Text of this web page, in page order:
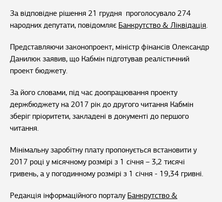
За відповідне рішення 21 грудня проголосувало 274
народних депутати, повідомляє Банкрутство & Ліквідація.
Представляючи законопроект, міністр фінансів Олександр
Данилюк заявив, що Кабмін підготував реалістичний
проект бюджету.
За його словами, під час доопрацювання проекту
держбюджету на 2017 рік до другого читання Кабмін
зберіг пріоритети, закладені в документі до першого
читання.
Мінімальну заробітну плату пропонується встановити у
2017 році у місячному розмірі з 1 січня – 3,2 тисячі
гривень, а у погодинному розмірі з 1 січня - 19,34 гривні.
Редакція інформаційного порталу Банкрутство &